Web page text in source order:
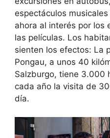
espectáculos
ahora al interés por los
las películas. Los
sienten los efectos: La
Pongau, a unos 40
Salzburgo, tiene 3.000
cada año la visita de
día.